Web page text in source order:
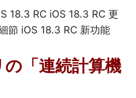
「連続計算機